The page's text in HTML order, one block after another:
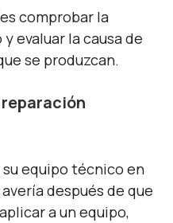
comprobar la
evaluar la causa de
se produzcan.
equipo técnico en
después de que
a un equipo,